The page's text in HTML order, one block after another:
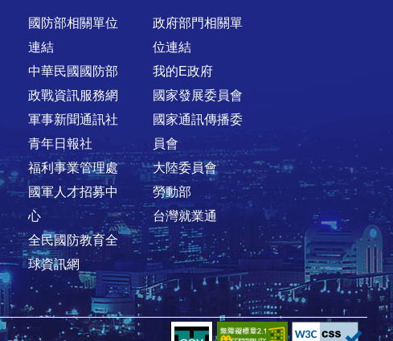
國防部相關單位
連結
中華民國國防部
政戰資訊服務網
軍事新聞通訊社
青年日報社
福利事業管理處
國軍人才招募中
心
全民國防教育全
球資訊網
政府部門相關單
位連結
我的E政府
國家發展委員會
國家通訊傳播委
員會
大陸委員會
勞動部
台灣就業通